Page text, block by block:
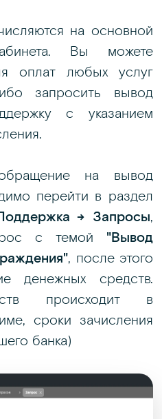
на основной
Вы можете
оплат любых услуг
запросить вывод
с указанием
на вывод
перейти в раздел
→ Запросы,
с темой "Вывод
, после этого
денежных средств.
происходит в
сроки зачисления
банка)